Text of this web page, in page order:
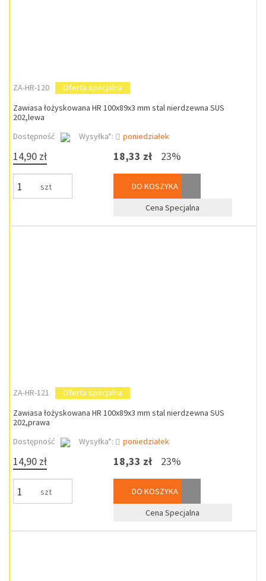
ZA-HR-120
Oferta specjalna
Zawiasa łożyskowana HR 100x89x3 mm stal nierdzewna SUS
202,lewa
Dostępność
Wysyłka*: poniedziałek
14,90 zł
szt
18,33 zł 23%
DO KOSZYKA
Cena Specjalna
ZA-HR-121
Oferta specjalna
Zawiasa łożyskowana HR 100x89x3 mm stal nierdzewna SUS
202,prawa
Dostępność
Wysyłka*: poniedziałek
14,90 zł
szt
18,33 zł 23%
DO KOSZYKA
Cena Specjalna